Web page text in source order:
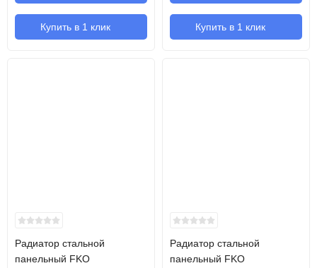
Купить в 1 клик Купить в 1 клик
Радиатор стальной
панельный FKO
Радиатор стальной
панельный FKO